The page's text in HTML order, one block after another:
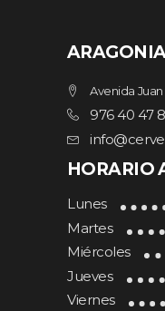
Avenida Juan
976 40 47
HORARIO
Lunes
Martes
Miércoles
Jueves
Viernes